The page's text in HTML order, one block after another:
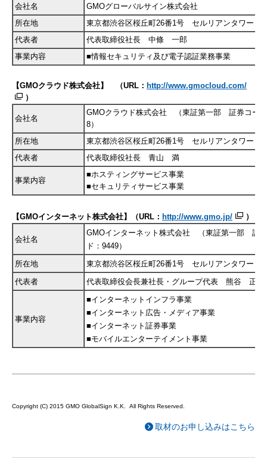
会社名
GMOグローバルサイン株式会社
所在地
東京都渋谷区桜丘町26番1号 セルリアンタワー
代表者
代表取締役社長 中條 一郎
事業内容
■情報セキュリティ及び電子認証業務事業
【GMOクラウド株式会社】 （URL ： http://www.gmocloud.com/
）
会社名
GMOクラウド株式会社 （東証第一部 証券コー
8）
所在地
東京都渋谷区桜丘町26番1号 セルリアンタワー
代表者
代表取締役社長 青山 満
事業内容
■ホスティングサービス事業
■セキュリティサービス事業
【GMOインターネット株式会社】（URL： http://www.gmo.jp/ ）
会社名
GMOインターネット株式会社 （東証第一部 証
ド：9449）
所在地
東京都渋谷区桜丘町26番1号 セルリアンタワー
代表者
代表取締役会長兼社長・グループ代表 熊谷 正寿
事業内容
■インターネットインフラ事業
■インターネット広告・メディア事業
■インターネット証券事業
■モバイルエンターテイメント事業
Copyright (C) 2015 GMO GlobalSign K.K. All Rights Reserved.
取材のお申し込みはこちら